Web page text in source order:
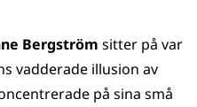
Bergström sitter på var
vadderade illusion av
på sina små